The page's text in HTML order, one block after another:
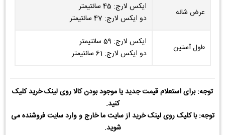
عرض شانه
ایکس لارج: 45 سانتیمتر
دو ایکس لارج: 47 سانتیمتر
طول آستین
ایکس لارج: 59 سانتیمتر
دو ایکس لارج: 61 سانتیمتر
توجه: برای استعلام قیمت جدید یا موجود بودن کالا روی لینک خرید کلیک
کنید.
توجه: با کلیک روی لینک خرید از سایت ما خارج و وارد سایت فروشنده می
شوید.